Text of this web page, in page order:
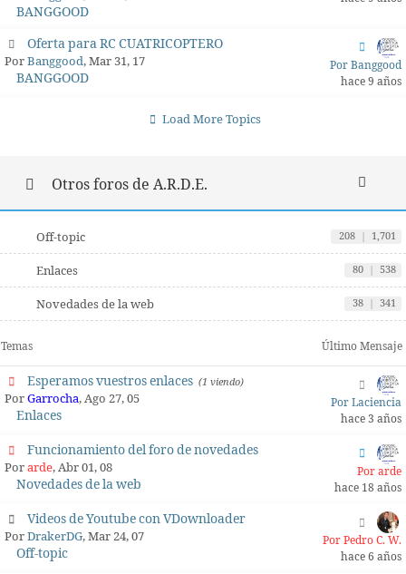
BANGGOOD
Oferta para RC CUATRICOPTERO
PorBanggood, Mar 31, 17
BANGGOOD
Por Banggood
hace 9 años
Load More Topics
Otros foros de A.R.D.E.
Off-topic 208 | 1,701
Enlaces 80 | 538
Novedades de la web 38 | 341
Temas Último Mensaje
Esperamos vuestros enlaces (1 viendo)
PorGarrocha, Ago 27, 05
Enlaces
Por Laciencia
hace 3 años
Funcionamiento del foro de novedades
Porarde, Abr 01, 08
Novedades de la web
Por arde
hace 18 años
Videos de Youtube con VDownloader
PorDrakerDG, Mar 24, 07
Off-topic
Por Pedro C. W.
hace 6 años